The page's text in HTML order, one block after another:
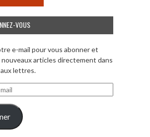
VOUS
e-mail pour vous abonner et
articles directement dans
lettres.